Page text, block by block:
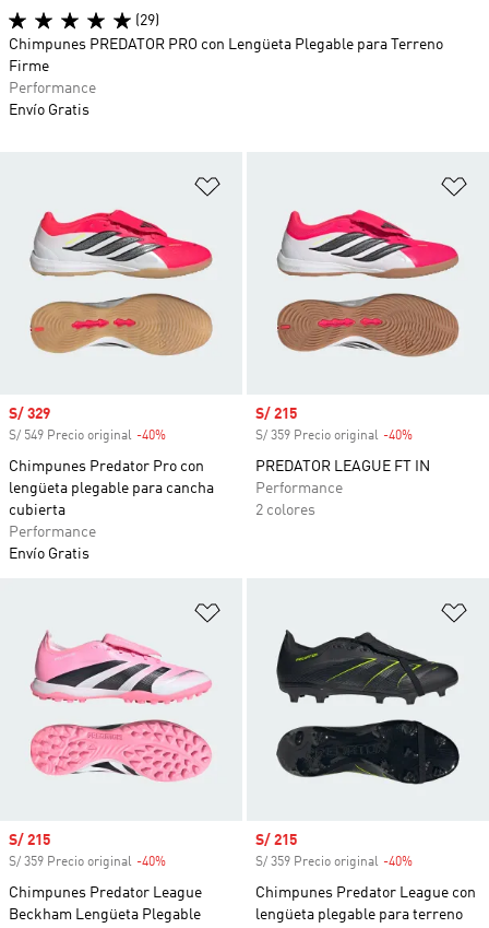
Precio de venta
S/ 329
S/ 549 Precio original -40%
Chimpunes Predator Pro con
lengüeta plegable para cancha
cubierta
Performance
Envío Gratis
Precio de venta
S/ 215
S/ 359 Precio original -40%
PREDATOR LEAGUE FT IN
Performance
2 colores
Precio de venta
S/ 215
S/ 359 Precio original -40%
Chimpunes Predator League
Beckham Lengüeta Plegable
Precio de venta
S/ 215
S/ 359 Precio original -40%
Chimpunes Predator League con
lengüeta plegable para terreno
(29)
Chimpunes PREDATOR PRO con Lengüeta Plegable para Terreno
Firme
Performance
Envío Gratis